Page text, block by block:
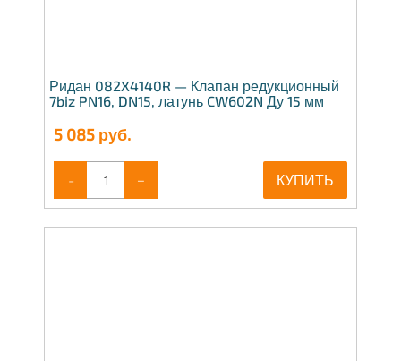
Ридан 082X4140R — Клапан редукционный
7biz PN16, DN15, латунь CW602N Ду 15 мм
5 085 руб.
- + КУПИТЬ